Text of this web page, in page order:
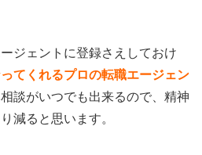
ジェントに登録さえしておけ
てくれるプロの転職エージェン
談がいつでも出来るので、精神
減ると思います。